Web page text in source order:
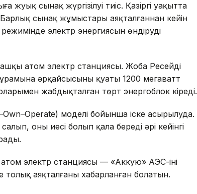
жуық сынақ жүргізілуі тиіс. Қазіргі уақытта
сынақ жұмыстары аяқталғаннан кейін
электр энергиясын өндіруді
атом электр станциясы. Жоба Ресейдің
әрқайсысының қуаты 1200 мегаватт
жабдықталған төрт энергоблок кіреді.
моделі бойынша іске асырылуда.
оның иесі болып қала береді әрі кейінгі
электр станциясы — «Аккую» АЭС-інің
толық аяқталғаны хабарланған болатын.